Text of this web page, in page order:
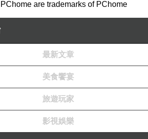
are trademarks of PChome
最新文章
美食饗宴
旅遊玩家
影視娛樂